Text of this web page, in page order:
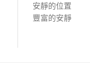
安靜的位置
豐富的安靜